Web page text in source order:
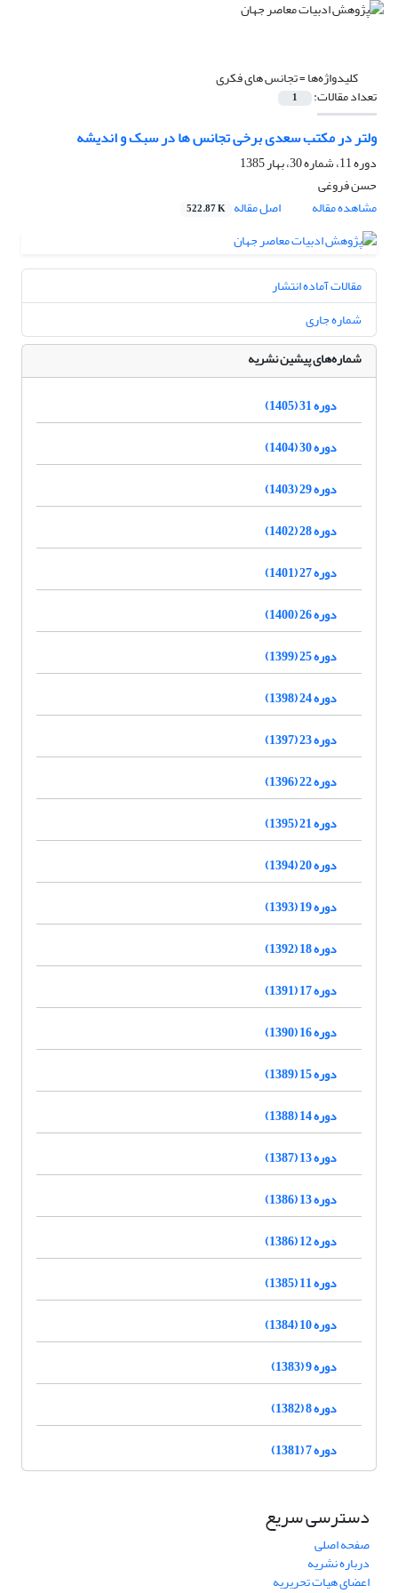
کلیدواژه‌ها =تجانس های فکری
تعداد مقالات: 1
ولتر در مکتب سعدی برخی تجانس ها در سبک و اندیشه
دوره 11، شماره 30، بهار 1385
حسن فروغی
مشاهده مقاله
اصل مقاله 522.87 K
مقالات آماده انتشار
شماره جاری
شماره‌های پیشین نشریه
دوره 31 (1405)
دوره 30 (1404)
دوره 29 (1403)
دوره 28 (1402)
دوره 27 (1401)
دوره 26 (1400)
دوره 25 (1399)
دوره 24 (1398)
دوره 23 (1397)
دوره 22 (1396)
دوره 21 (1395)
دوره 20 (1394)
دوره 19 (1393)
دوره 18 (1392)
دوره 17 (1391)
دوره 16 (1390)
دوره 15 (1389)
دوره 14 (1388)
دوره 13 (1387)
دوره 13 (1386)
دوره 12 (1386)
دوره 11 (1385)
دوره 10 (1384)
دوره 9 (1383)
دوره 8 (1382)
دوره 7 (1381)
دسترسی سریع
صفحه اصلی
درباره نشریه
اعضای هیات تحریریه